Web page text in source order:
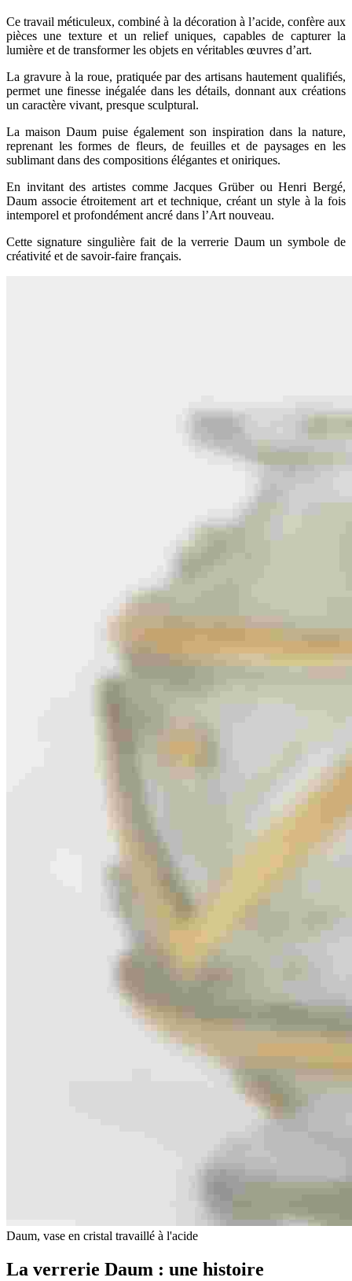
Ce travail méticuleux, combiné à la décoration à l’acide, confère aux
pièces une texture et un relief uniques, capables de capturer la
lumière et de transformer les objets en véritables œuvres d’art.
La gravure à la roue, pratiquée par des artisans hautement qualifiés,
permet une finesse inégalée dans les détails, donnant aux créations
un caractère vivant, presque sculptural.
La maison Daum puise également son inspiration dans la nature,
reprenant les formes de fleurs, de feuilles et de paysages en les
sublimant dans des compositions élégantes et oniriques.
En invitant des artistes comme Jacques Grüber ou Henri Bergé,
Daum associe étroitement art et technique, créant un style à la fois
intemporel et profondément ancré dans l’Art nouveau.
Cette signature singulière fait de la verrerie Daum un symbole de
créativité et de savoir-faire français.
Daum, vase en cristal travaillé à l'acide
La verrerie Daum : une histoire